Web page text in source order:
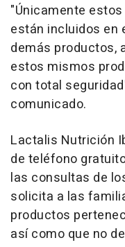
"Únicamente
están incluidos en
demás productos,
estos mismos
con total
comunicado.
Lactalis Nutrición
de teléfono
las consultas de
solicita a las
productos
así como que no